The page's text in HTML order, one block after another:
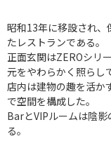
昭和13年に移設され、
たレストランである。
正面玄関はZEROシリ
元をやわらかく照らし
店内は建物の趣を活か
で空間を構成した。
BarとVIPルームは陰
る。